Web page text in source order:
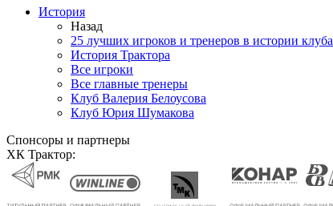
История
Назад
25 лучших игроков и тренеров в истории клуба
История Трактора
Все игроки
Все главные тренеры
Клуб Валерия Белоусова
Клуб Юрия Шумакова
Спонсоры и партнеры
ХК Трактор: